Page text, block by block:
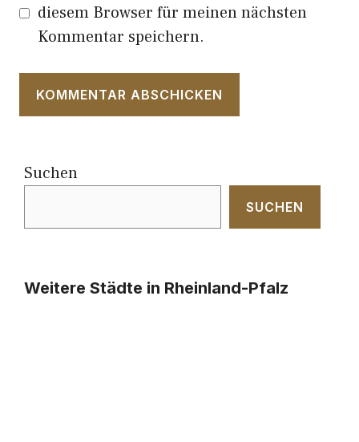
diesem Browser für meinen nächsten
Kommentar speichern.
Suchen
SUCHEN
Weitere Städte in Rheinland-Pfalz